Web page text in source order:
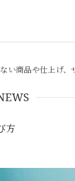
い商品や仕上げ
方